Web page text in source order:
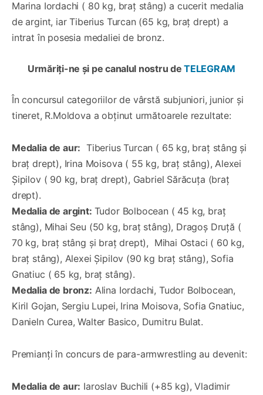
Marina Iordachi ( 80 kg, braț stâng) a cucerit medalia
de argint, iar Tiberius Turcan (65 kg, braț drept) a
intrat în posesia medaliei de bronz.
Urmăriți-ne și pe canalul nostru de TELEGRAM
În concursul categoriilor de vârstă subjuniori, junior și
tineret, R.Moldova a obținut următoarele rezultate:
Medalia de aur: Tiberius Turcan ( 65 kg, braț stâng și
braț drept), Irina Moisova ( 55 kg, braț stâng), Alexei
Șipilov ( 90 kg, braț drept), Gabriel Sărăcuța (braț
drept).
Medalia de argint: Tudor Bolbocean ( 45 kg, braț
stâng), Mihai Seu (50 kg, braț stâng), Dragoș Druță (
70 kg, braț stâng și braț drept), Mihai Ostaci ( 60 kg,
braț stâng), Alexei Șipilov (90 kg braț stâng), Sofia
Gnatiuc ( 65 kg, braț stâng).
Medalia de bronz: Alina Iordachi, Tudor Bolbocean,
Kiril Gojan, Sergiu Lupei, Irina Moisova, Sofia Gnatiuc,
Danieln Curea, Walter Basico, Dumitru Bulat.
Premianți în concurs de para-armwrestling au devenit:
Medalia de aur: Iaroslav Buchili (+85 kg), Vladimir